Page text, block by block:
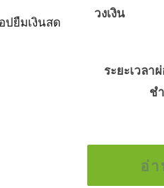
ปยืมเงินสด
วงเงิน
ระยะเวลา
ช
อ่า